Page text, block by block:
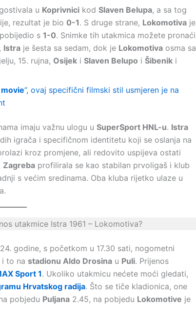
u Koprivnici kod Slaven Belupa, a sa tog
rezultat je bio 0-1. S druge strane, Lokomotiva je
pobijedio s 1-0. Snimke tih utakmica možete pronaći
Istra je šesta sa sedam, dok je Lokomotiva osma sa
15. rujna, Osijek i Slaven Belupo i Šibenik i
”, ovaj specifični filmski stil usmjeren je na
imaju važnu ulogu u SuperSport HNL-u. Istra
igrača i specifičnom identitetu koji se oslanja na
kroz promjene, ali redovito uspijeva ostati
Zagreba profilirala se kao stabilan prvoligaš i klub
s većim sredinama. Oba kluba rijetko ulaze u
utakmice Istra 1961 – Lokomotiva?
godine, s početkom u 17.30 sati, nogometni
i to na stadionu Aldo Drosina u Puli. Prijenos
Sport 1. Ukoliko utakmicu nećete moći gledati,
Hrvatskog radija. Što se tiče kladionica, one
pobjedu Puljana 2.45, na pobjedu Lokomotive je